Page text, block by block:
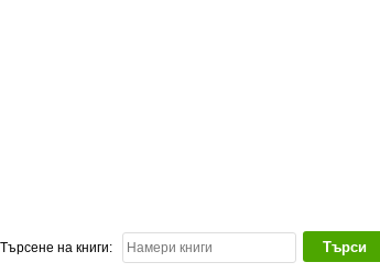
Търсене на книги: